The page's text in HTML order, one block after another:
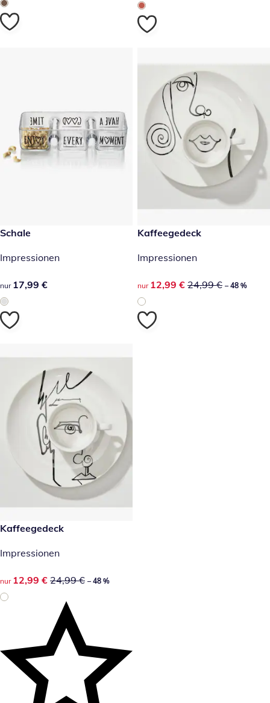
17,99 €
Schale
Impressionen
17,99 €
nur 17,99 €
reduzierter Preis 12,99 €,
-48 %
Kaffeegedeck
Impressionen
reduzierter Preis 12,99 €,
nur 12,99 € 24,99 € – 48 %
reduzierter Preis 12,99 €, vorheriger Preis: 24,99 €
-48 %
Kaffeegedeck
Impressionen
reduzierter Preis 12,99 €, vorheriger Preis: 24,99 €
nur 12,99 € 24,99 € – 48 %